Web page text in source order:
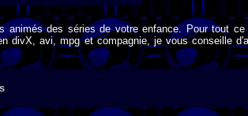
des séries de votre enfance. Pour tout ce
divX, avi, mpg et compagnie, je vous conseille